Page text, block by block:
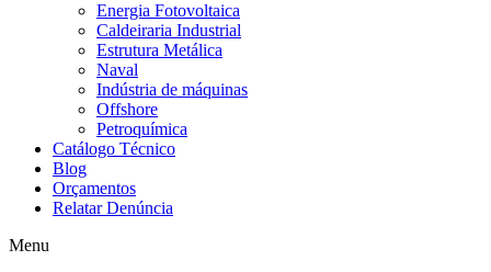
Energia Fotovoltaica
Caldeiraria Industrial
Estrutura Metálica
Naval
Indústria de máquinas
Offshore
Petroquímica
Catálogo Técnico
Blog
Orçamentos
Relatar Denúncia
Menu